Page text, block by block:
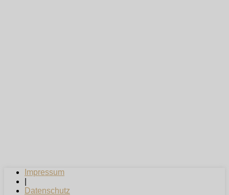
Impressum
Datenschutz